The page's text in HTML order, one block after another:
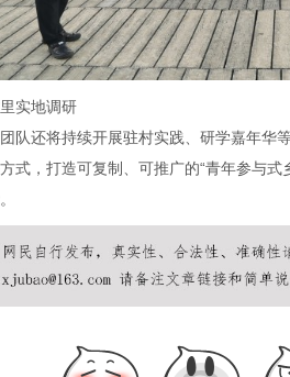
实地调研
队还将持续开展驻村实践、研学嘉年华
式，打造可复制、可推广的“青年参与